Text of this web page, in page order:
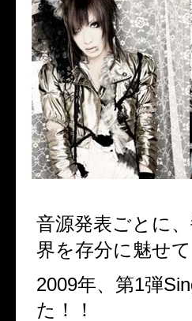
音源発表ごとに
界を存分に魅せ
2009年、第1弾
た！！